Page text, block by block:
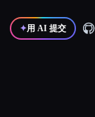
✦用 AI 提交